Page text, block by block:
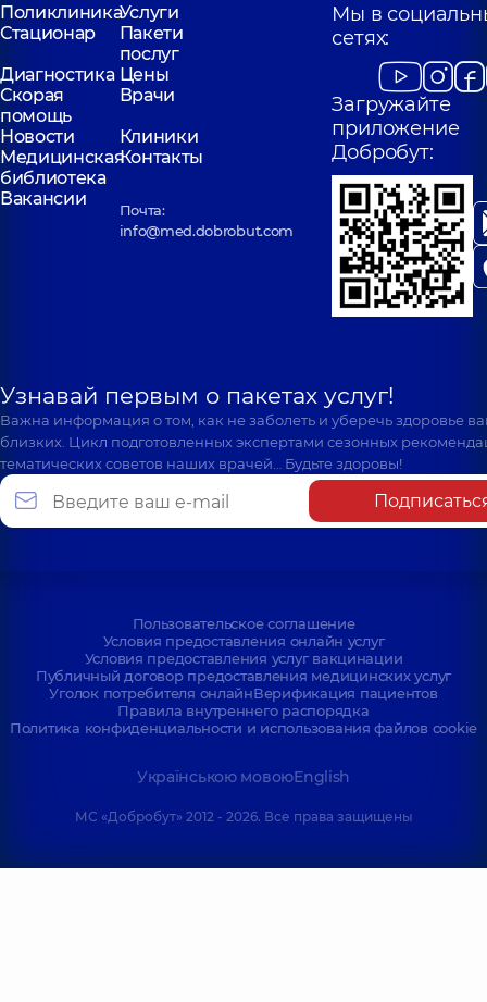
ПоликлиникаУслуги
Стационар
Пакети
послуг
Диагностика Цены
Скорая
помощь
Врачи
Новости
Клиники
Медицинская
библиотека
Контакты
Вакансии
Почта:
info@med.dobrobut.com
Мы в
сетях:
Загружайте
приложение
Добробут:
Узнавай первым о пакетах услуг!
Важна информация о том, как не заболеть и уберечь здоровье
близких. Цикл подготовленных экспертами сезонных
тематических советов наших врачей… Будьте здоровы!
Пользовательское соглашение
Условия предоставления онлайн услуг
Условия предоставления услуг вакцинации
Публичный договор предоставления медицинских услуг
Уголок потребителя онлайнВерификация пациентов
Правила внутреннего распорядка
Политика конфиденциальности и использования файлов cookie
Українською мовоюEnglish
МС «Добробут» 2012 - 2026. Все права защищены